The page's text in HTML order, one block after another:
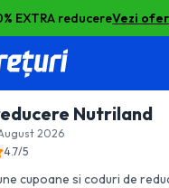
EXTRA reducereVezi
Nutriland
2026
4.7/5
cupoane si coduri de